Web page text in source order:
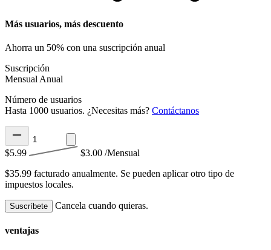
Más usuarios, más descuento
Ahorra un 50% con una suscripción anual
Suscripción
Mensual Anual
Número de usuarios
Hasta 1000 usuarios. ¿Necesitas más? Contáctanos
$5.99 $3.00 /Mensual
$35.99 facturado anualmente. Se pueden aplicar otro tipo de
impuestos locales.
Suscríbete Cancela cuando quieras.
ventajas